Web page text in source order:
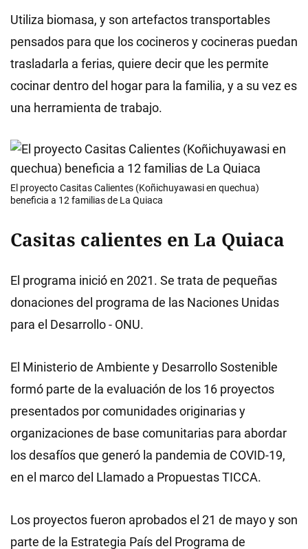
Utiliza biomasa, y son artefactos transportables
pensados para que los cocineros y cocineras puedan
trasladarla a ferias, quiere decir que les permite
cocinar dentro del hogar para la familia, y a su vez es
una herramienta de trabajo.
El proyecto Casitas Calientes (Koñichuyawasi en quechua)
beneficia a 12 familias de La Quiaca
Casitas calientes en La Quiaca
El programa inició en 2021. Se trata de pequeñas
donaciones del programa de las Naciones Unidas
para el Desarrollo - ONU.
El Ministerio de Ambiente y Desarrollo Sostenible
formó parte de la evaluación de los 16 proyectos
presentados por comunidades originarias y
organizaciones de base comunitarias para abordar
los desafíos que generó la pandemia de COVID-19,
en el marco del Llamado a Propuestas TICCA.
Los proyectos fueron aprobados el 21 de mayo y son
parte de la Estrategia País del Programa de